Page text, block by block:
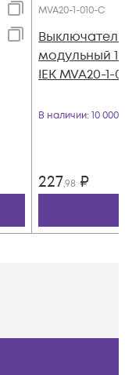
MVA20-1-010-C
модульный
IEK MVA20-1-
В наличии: 10
227,98 ₽